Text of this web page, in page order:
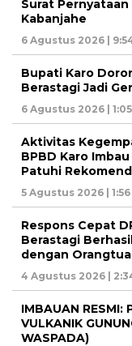
Surat Pernyataan
Kabanjahe
6 Agustus 2026 |
Bupati Karo
Berastagi Jadi
6 Agustus 2026 |
Aktivitas
BPBD Karo
Patuhi
5 Agustus 2026 |
Respons Cepat
Berastagi
dengan
4 Agustus 2026 |
IMBAUAN RESMI:
VULKANIK
WASPADA)